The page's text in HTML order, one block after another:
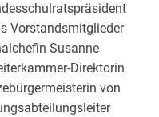
Vorstandsmitglieder
Susanne
Direktorin
von